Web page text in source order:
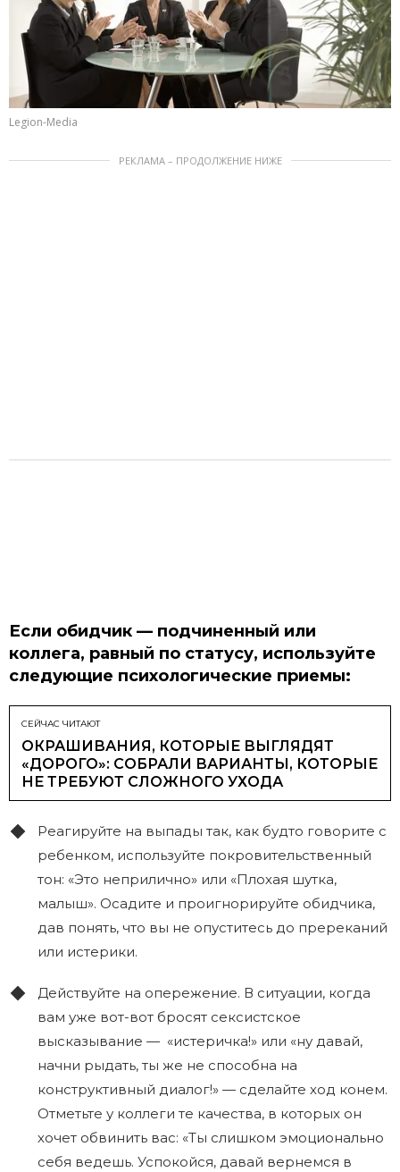
Legion-Media
РЕКЛАМА – ПРОДОЛЖЕНИЕ НИЖЕ
Если обидчик — подчиненный или
коллега, равный по статусу, используйте
следующие психологические приемы:
СЕЙЧАС ЧИТАЮТ
ОКРАШИВАНИЯ, КОТОРЫЕ ВЫГЛЯДЯТ
«ДОРОГО»: СОБРАЛИ ВАРИАНТЫ, КОТОРЫЕ
НЕ ТРЕБУЮТ СЛОЖНОГО УХОДА
Реагируйте на выпады так, как будто говорите с
ребенком, используйте покровительственный
тон: «Это неприлично» или «Плохая шутка,
малыш». Осадите и проигнорируйте обидчика,
дав понять, что вы не опуститесь до пререканий
или истерики.
Действуйте на опережение. В ситуации, когда
вам уже вот-вот бросят сексистское
высказывание — «истеричка!» или «ну давай,
начни рыдать, ты же не способна на
конструктивный диалог!» — сделайте ход конем.
Отметьте у коллеги те качества, в которых он
хочет обвинить вас: «Ты слишком эмоционально
себя ведешь. Успокойся, давай вернемся в